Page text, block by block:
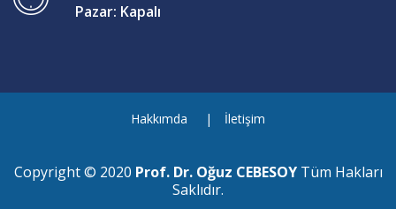
Pazar: Kapalı
Hakkımda İletişim
Copyright © 2020 Prof. Dr. Oğuz CEBESOY Tüm Hakları
Saklıdır.